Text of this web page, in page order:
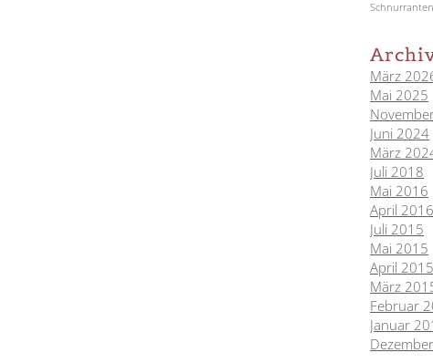
Schnurranten
März
Mai 2025
Juni 2024
März
Juli 2018
Mai 2016
April 2016
Juli 2015
Mai 2015
April 2015
März
Februar
Januar